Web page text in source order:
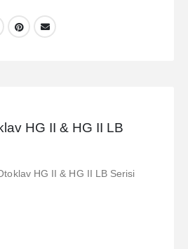
HG II & HG II LB
HG II & HG II LB Serisi